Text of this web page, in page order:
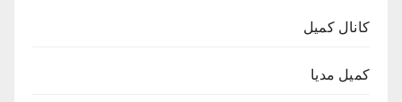
کانال کمیل
کمیل مدیا